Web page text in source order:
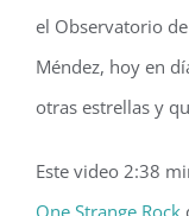
el Observatorio
Méndez, hoy en
otras estrellas y
Este video 2:38